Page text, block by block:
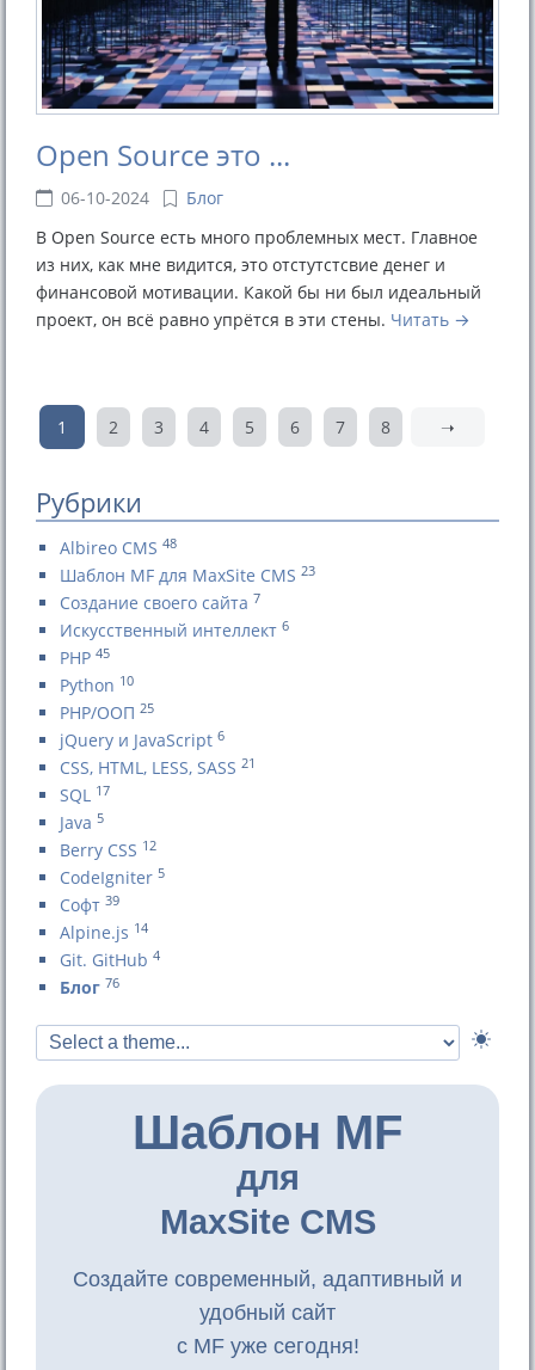
Open Source это ...
06-10-2024
Блог
В Open Source есть много проблемных мест. Главное
из них, как мне видится, это отстутстсвие денег и
финансовой мотивации. Какой бы ни был идеальный
проект, он всё равно упрётся в эти стены. Читать
1 2 3 4 5 6 7 8 ➝
Рубрики
Albireo CMS 48
Шаблон MF для MaxSite CMS 23
Создание своего сайта 7
Искусственный интеллект 6
PHP 45
Python 10
PHP/ООП 25
jQuery и JavaScript 6
CSS, HTML, LESS, SASS 21
SQL 17
Java 5
Berry CSS 12
CodeIgniter 5
Софт 39
Alpine.js 14
Git. GitHub 4
Блог 76
Шаблон MF
для
MaxSite CMS
Создайте современный, адаптивный и
удобный сайт
с MF уже сегодня!